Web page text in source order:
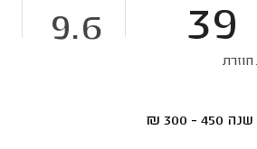
39
9.6
שנה 450 - 300
₪